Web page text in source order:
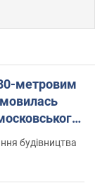
метровим
будівництва